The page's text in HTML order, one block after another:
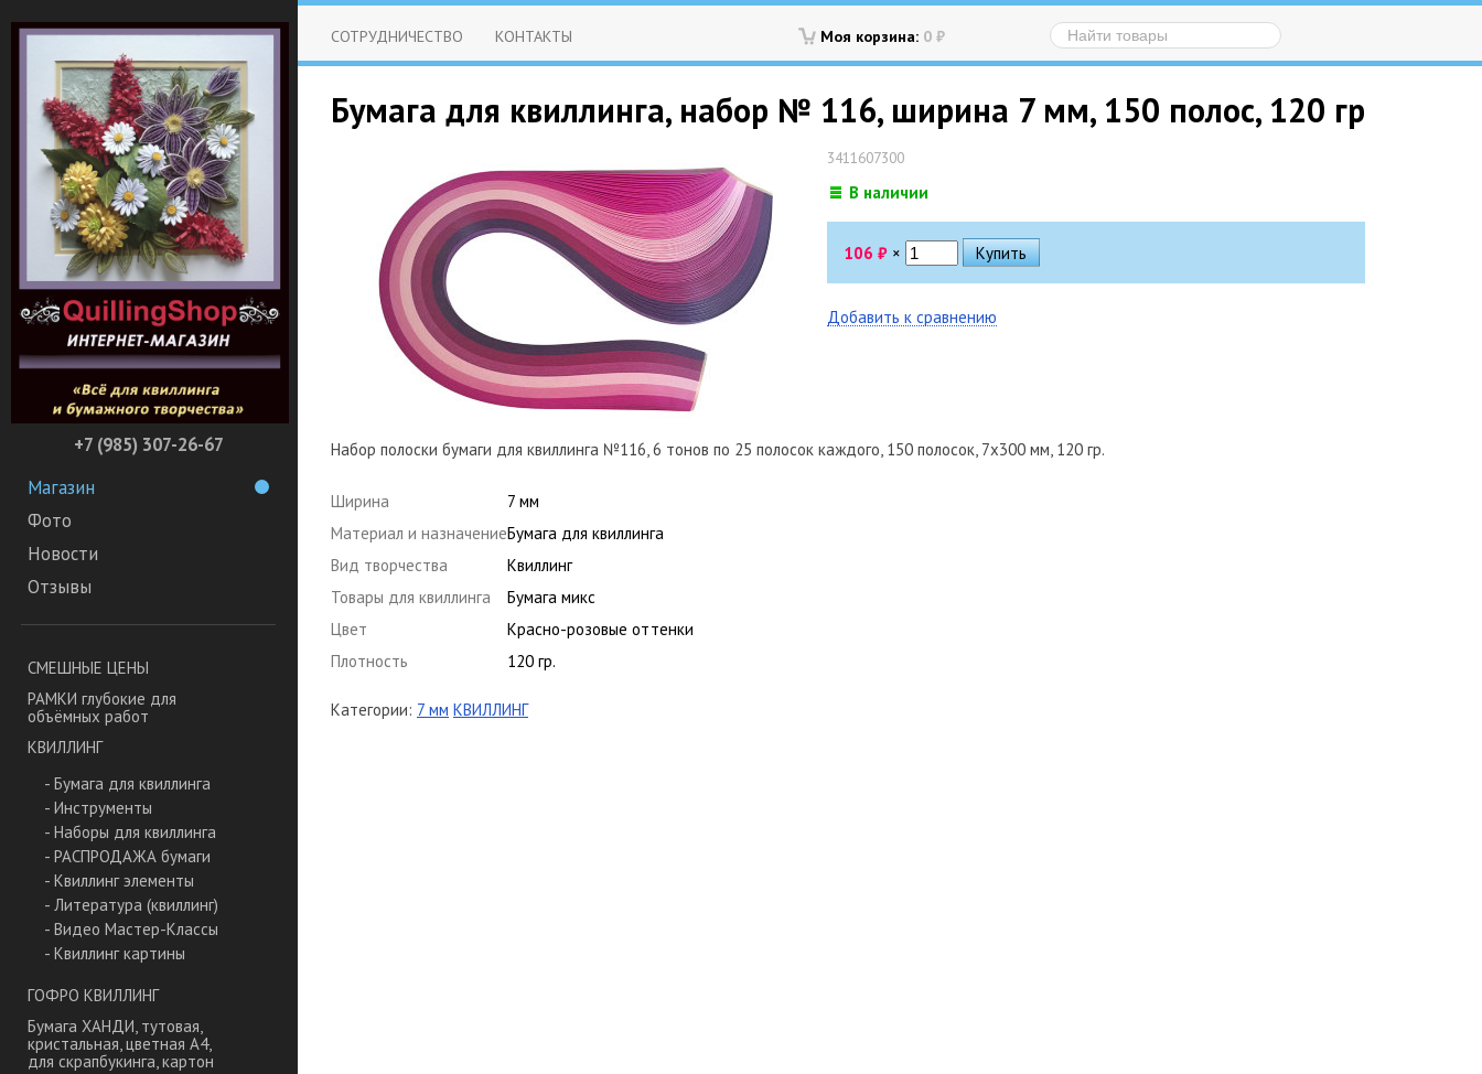
+7 (985) 307-26-67
Магазин
Фото
Новости
Отзывы
СМЕШНЫЕ ЦЕНЫ
РАМКИ глубокие для
объёмных работ
КВИЛЛИНГ
- Бумага для квиллинга
- Инструменты
- Наборы для квиллинга
- РАСПРОДАЖА бумаги
- Квиллинг элементы
- Литература (квиллинг)
- Видео Мастер-Классы
- Квиллинг картины
ГОФРО КВИЛЛИНГ
Бумага ХАНДИ, тутовая,
кристальная, цветная А4,
для скрапбукинга, картон
Моя корзина: 0 ₽
СОТРУДНИЧЕСТВО КОНТАКТЫ
Бумага для квиллинга, набор № 116, ширина 7 мм, 150 полос, 120 гр
3411607300
В наличии
106 ₽ ×
Добавить к сравнению
Набор полоски бумаги для квиллинга №116, 6 тонов по 25 полосок каждого, 150 полосок, 7х300 мм, 120 гр.
Ширина
7 мм
Материал и назначениеБумага для квиллинга
Вид творчества
Квиллинг
Товары для квиллинга
Бумага микс
Цвет
Красно-розовые оттенки
Плотность
120 гр.
Категории: 7 мм КВИЛЛИНГ